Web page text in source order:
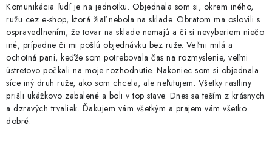
Komunikácia ľudí je na jednotku. Objednala som si, okrem iného,
ružu cez e-shop, ktorá žiaľ nebola na sklade. Obratom ma oslovili s
ospravedlnením, že tovar na sklade nemajú a či si nevyberiem niečo
iné, prípadne či mi pošlú objednávku bez ruže. Veľmi milá a
ochotná pani, keďže som potrebovala čas na rozmyslenie, veľmi
ústretovo počkali na moje rozhodnutie. Nakoniec som si objednala
síce iný druh ruže, ako som chcela, ale neľutujem. Všetky rastliny
prišli ukážkovo zabalené a boli v top stave. Dnes sa teším z krásnych
a dzravých trvaliek. Ďakujem vám všetkým a prajem vám všetko
dobré.